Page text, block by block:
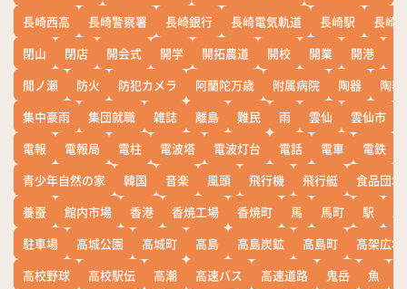
長崎西高
長崎警察署 長崎銀行 長崎電気軌道 長崎駅
長崎
閉山
閉店 開会式 開学 開拓農道 開校 開業 開港
間ノ瀬
防火 防犯カメラ 阿蘭陀万歳 附属病院 陶器
陶器
集中豪雨
集団就職 雑誌 離島 難民 雨 雲仙 雲仙市
電報
電報局 電柱 電波塔 電波灯台 電話 電車 電鉄
青少年自然の家
韓国 音楽 風頭 飛行機 飛行艇
食品団地
養蚕
館内市場 香港 香焼工場 香焼町 馬 馬町 駅
駐車場
高城公園 高城町 高島 高島炭鉱 高島町
高架広場
高校野球
高校駅伝 高潮 高速バス 高速道路 鬼岳 魚